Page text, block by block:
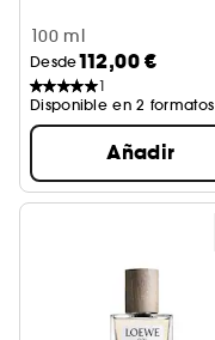
100 ml
Desde112,00 €
1
Disponible en 2 formatos
Añadir